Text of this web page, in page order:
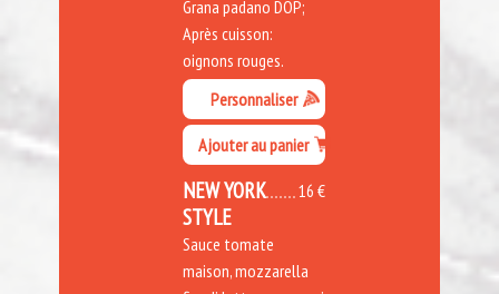
Grana padano DOP;
Après cuisson:
oignons rouges.
Personnaliser
Ajouter au panier
16 €
NEW YORK
STYLE
Sauce tomate
maison, mozzarella